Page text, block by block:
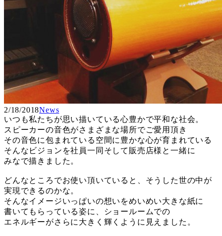
2/18/2018News
いつも私たちが思い描いている心豊かで平和な社会。
スピーカーの音色がさまざまな場所でご愛用頂き
その音色に包まれている空間に豊かな心が育まれている
そんなビジョンを社員一同そして販売店様と一緒に
みなで描きました。
どんなところでお使い頂いていると、そうした世の中が
実現できるのかな。
そんなイメージいっぱいの想いをめいめい大きな紙に
書いてもらっている姿に、ショールームでの
エネルギーがさらに大きく輝くように見えました。